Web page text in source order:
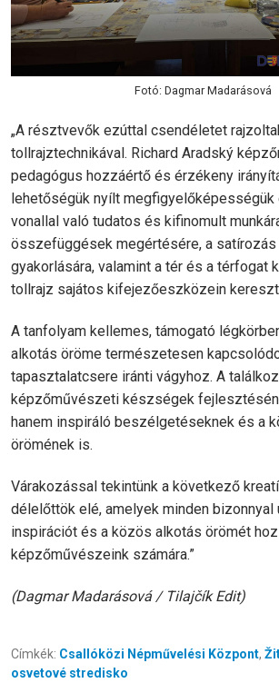
Fotó: Dagmar Madarásová
„A résztvevők ezúttal csendéletet
tollrajztechnikával. Richard Aradský
pedagógus hozzáértő és érzékeny
lehetőségük nyílt
vonallal való tudatos és kifinomult
összefüggések megértésére, a satírozás
gyakorlására, valamint a tér és a térfogat
tollrajz sajátos kifejezőeszközein
A tanfolyam kellemes, támogató
alkotás öröme természetesen
tapasztalatcsere iránti vágyhoz. A
képzőművészeti készségek
hanem inspiráló beszélgetéseknek és a
örömének is.
Várakozással tekintünk a következő
délelőttök elé, amelyek minden bizonnyal
inspirációt és a közös alkotás örömét
képzőművészeink számára.”
(Dagmar Madarásová / Tilajčík Edit)
Címkék: Csallóközi Népművelési Központ,
osvetové stredisko